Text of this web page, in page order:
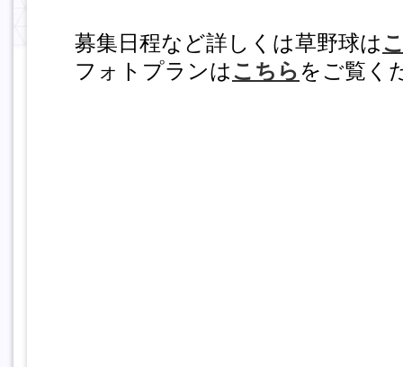
募集日程など詳しくは草野球は
フォトプランはこちらをご覧く